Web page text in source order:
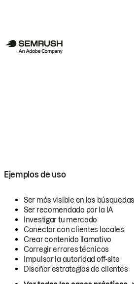
Ejemplos de uso
Ser más visible en las búsquedas
Ser recomendado por la IA
Investigar tu mercado
Conectar con clientes locales
Crear contenido llamativo
Corregir errores técnicos
Impulsar la autoridad off-site
Diseñar estrategias de clientes